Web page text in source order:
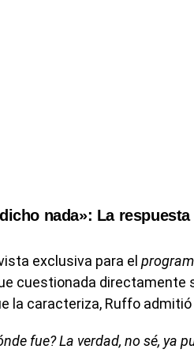
nada»: La
exclusiva para el
cuestionada directamente
la caracteriza, Ruffo
fue? La verdad, no sé, ya